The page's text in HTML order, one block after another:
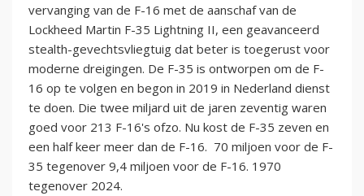
vervanging van de F-16 met de aanschaf van de
Lockheed Martin F-35 Lightning II, een geavanceerd
stealth-gevechtsvliegtuig dat beter is toegerust voor
moderne dreigingen. De F-35 is ontworpen om de F-
16 op te volgen en begon in 2019 in Nederland dienst
te doen. Die twee miljard uit de jaren zeventig waren
goed voor 213 F-16's ofzo. Nu kost de F-35 zeven en
een half keer meer dan de F-16. 70 miljoen voor de F-
35 tegenover 9,4 miljoen voor de F-16. 1970
tegenover 2024.